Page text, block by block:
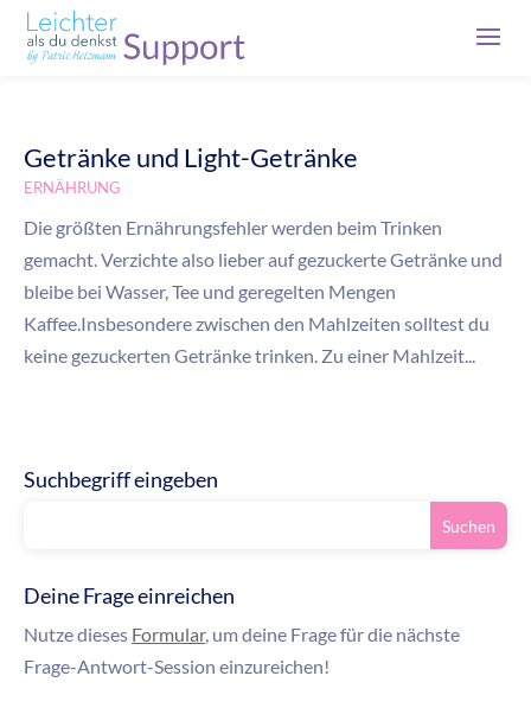
Getränke und Light-Getränke
ERNÄHRUNG
Die größten Ernährungsfehler werden beim Trinken
gemacht. Verzichte also lieber auf gezuckerte Getränke und
bleibe bei Wasser, Tee und geregelten Mengen
Kaffee.Insbesondere zwischen den Mahlzeiten solltest du
keine gezuckerten Getränke trinken. Zu einer Mahlzeit...
Suchbegriff eingeben
Deine Frage einreichen
Nutze dieses Formular, um deine Frage für die nächste
Frage-Antwort-Session einzureichen!